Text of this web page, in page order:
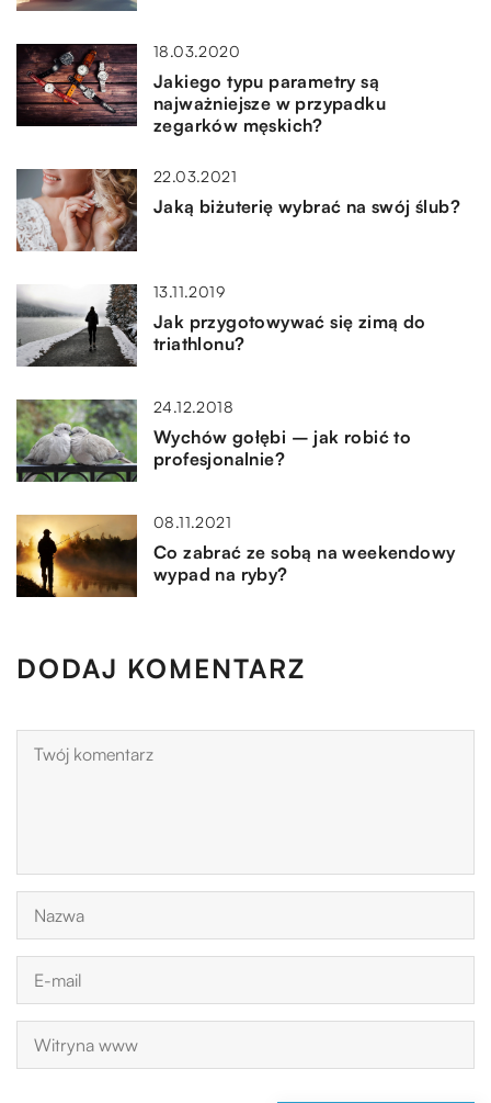
18.03.2020
Jakiego typu parametry są
najważniejsze w przypadku
zegarków męskich?
22.03.2021
Jaką biżuterię wybrać na swój ślub?
13.11.2019
Jak przygotowywać się zimą do
triathlonu?
24.12.2018
Wychów gołębi – jak robić to
profesjonalnie?
08.11.2021
Co zabrać ze sobą na weekendowy
wypad na ryby?
DODAJ KOMENTARZ